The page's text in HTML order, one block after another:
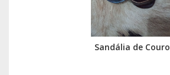
Sandália de Couro